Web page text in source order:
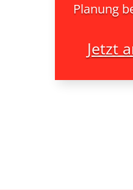
Planung
Jetzt